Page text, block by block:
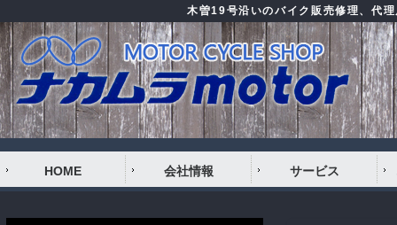
木曽19号沿いのバイク販売修理、代
HOME 会社情報 サービス